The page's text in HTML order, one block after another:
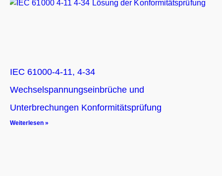
IEC 61000-4-11, 4-34
Wechselspannungseinbrüche und
Unterbrechungen Konformitätsprüfung
Weiterlesen »